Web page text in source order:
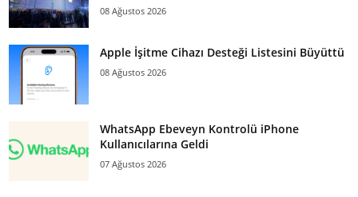
08 Ağustos 2026
Apple İşitme Cihazı Desteği Listesini Büyüttü
08 Ağustos 2026
WhatsApp Ebeveyn Kontrolü iPhone
Kullanıcılarına Geldi
07 Ağustos 2026